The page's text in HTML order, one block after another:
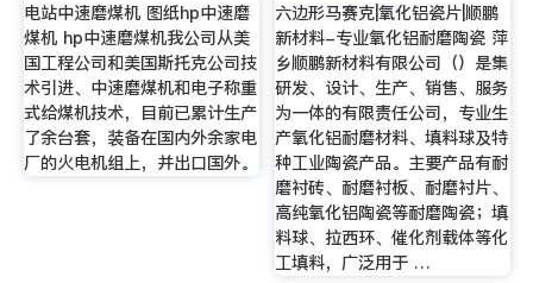
电站中速磨煤机 图纸hp中速磨
煤机 hp中速磨煤机我公司从美
国工程公司和美国斯托克公司技
术引进、中速磨煤机和电子称重
式给煤机技术，目前已累计生产
了余台套，装备在国内外余家电
厂的火电机组上，并出口国外。
六边形马赛克|氧化铝瓷片|顺鹏
新材料-专业氧化铝耐磨陶瓷 萍
乡顺鹏新材料有限公司（）是集
研发、设计、生产、销售、服务
为一体的有限责任公司，专业生
产氧化铝耐磨材料、填料球及特
种工业陶瓷产品。主要产品有耐
磨衬砖、耐磨衬板、耐磨衬片、
高纯氧化铝陶瓷等耐磨陶瓷；填
料球、拉西环、催化剂载体等化
工填料，广泛用于 …